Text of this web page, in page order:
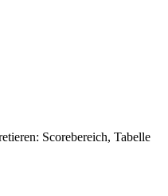
Scorebereich, Tabelle